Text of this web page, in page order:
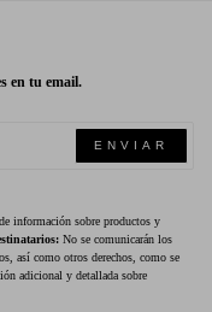
en tu email.
ENVIAR
información sobre productos y
No se comunicarán los
así como otros derechos, como se
adicional y detallada sobre